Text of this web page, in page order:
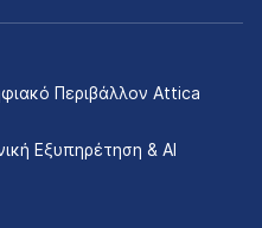
Περιβάλλον Attica
Εξυπηρέτηση & AI